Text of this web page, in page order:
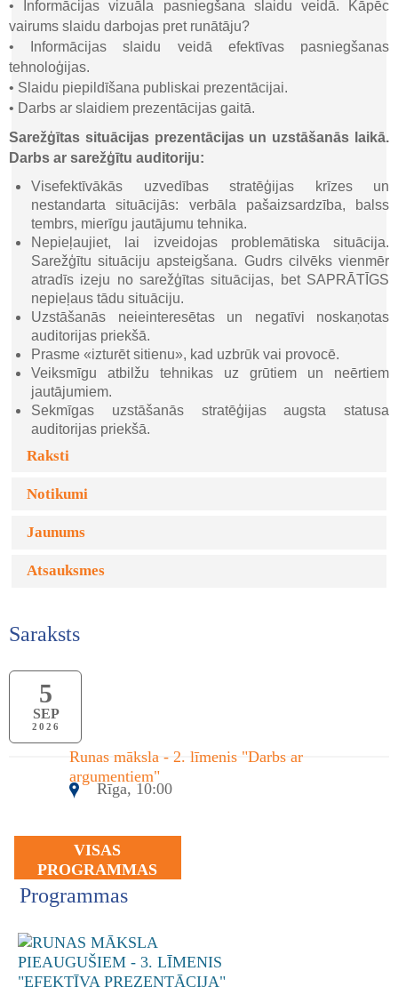
• Informācijas vizuāla pasniegšana slaidu veidā. Kāpēc
vairums slaidu darbojas pret runātāju?
• Informācijas slaidu veidā efektīvas pasniegšanas
tehnoloģijas.
• Slaidu piepildīšana publiskai prezentācijai.
• Darbs ar slaidiem prezentācijas gaitā.
Sarežģītas situācijas prezentācijas un uzstāšanās laikā.
Darbs ar sarežģītu auditoriju:
Visefektīvākās uzvedības stratēģijas krīzes un
nestandarta situācijās: verbāla pašaizsardzība, balss
tembrs, mierīgu jautājumu tehnika.
Nepieļaujiet, lai izveidojas problemātiska situācija.
Sarežģītu situāciju apsteigšana. Gudrs cilvēks vienmēr
atradīs izeju no sarežģītas situācijas, bet SAPRĀTĪGS
nepieļaus tādu situāciju.
Uzstāšanās neieinteresētas un negatīvi noskaņotas
auditorijas priekšā.
Prasme «izturēt sitienu», kad uzbrūk vai provocē.
Veiksmīgu atbilžu tehnikas uz grūtiem un neērtiem
jautājumiem.
Sekmīgas uzstāšanās stratēģijas augsta statusa
auditorijas priekšā.
Raksti
Notikumi
Jaunums
Atsauksmes
Saraksts
5
SEP
2026
Runas māksla - 2. līmenis "Darbs ar
argumentiem"
Rīga, 10:00
VISAS
PROGRAMMAS
Programmas